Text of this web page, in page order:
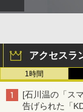
アクセスラ
1時間
[石川温の「ス
告げられた「